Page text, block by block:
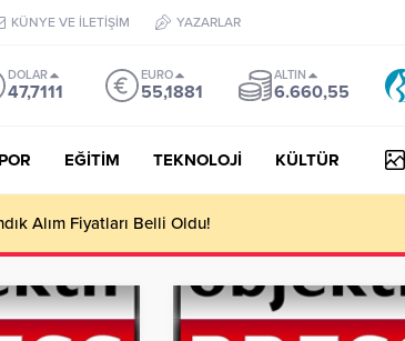
KÜNYE VE İLETİŞİM YAZARLAR
DOLAR
47,7111
EURO
55,1881
ALTIN
6.660,55
EĞİTİM TEKNOLOJİ KÜLTÜR
898 Kişiye Sıcak Yemek Ulaştırıyor!